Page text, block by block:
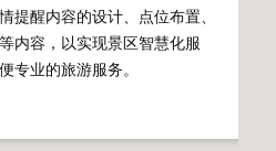
提醒内容的设计、点位布置、
内容，以实现景区智慧化服
专业的旅游服务。